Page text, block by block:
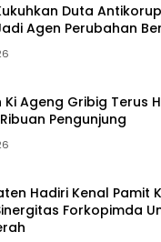
Duta
Agen Perubahan
Ageng Gribig Terus
Pengunjung
Hadiri Kenal Pamit
Forkopimda